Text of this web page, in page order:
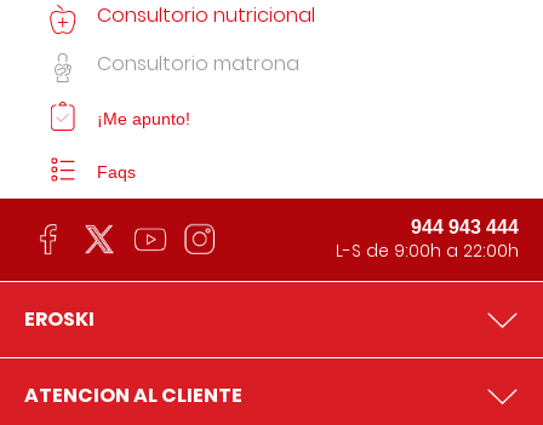
Consultorio nutricional
Consultorio matrona
¡Me apunto!
Faqs
944 943 444
L-S de 9:00h a 22:00h
EROSKI
ATENCION AL CLIENTE